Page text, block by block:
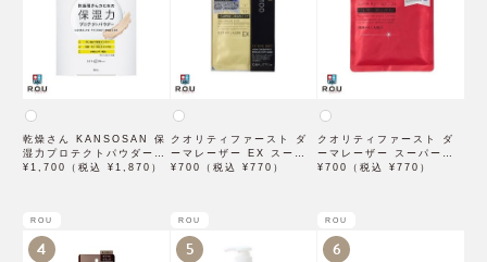
乾燥さん KANSOSAN 保
湿力プロテクトパウダー
10g【BCLカンパニー】
¥1,700（税込 ¥1,870）
クオリティファースト ダ
ーマレーザー EX スーパ
ー VC100 マスク 1枚入
¥700（税込 ¥770）
クオリティファースト ダ
ーマレーザー スーパーレ
チノール100マスク 7枚入
¥700（税込 ¥770）
ROU
4
ROU
5
ROU
6